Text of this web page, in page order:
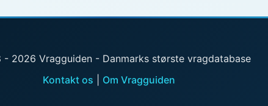
2026 Vragguiden - Danmarks største vragdatabase
Kontakt os
Om Vragguiden